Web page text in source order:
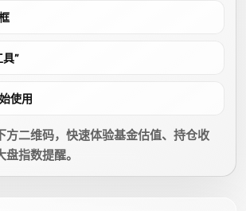
”
使用
方二维码，快速体验基金估值、持仓收
指数提醒。